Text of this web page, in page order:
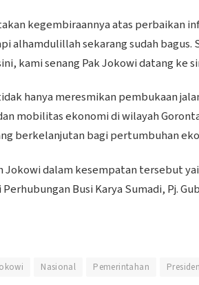
kegembiraannya atas perbaikan
alhamdulillah sekarang sudah bagus.
kami senang Pak Jokowi datang ke
hanya meresmikan pembukaan
mobilitas ekonomi di wilayah
berkelanjutan bagi pertumbuhan
dalam kesempatan tersebut
Busi Karya Sumadi, Pj.
Nasional Pemerintahan